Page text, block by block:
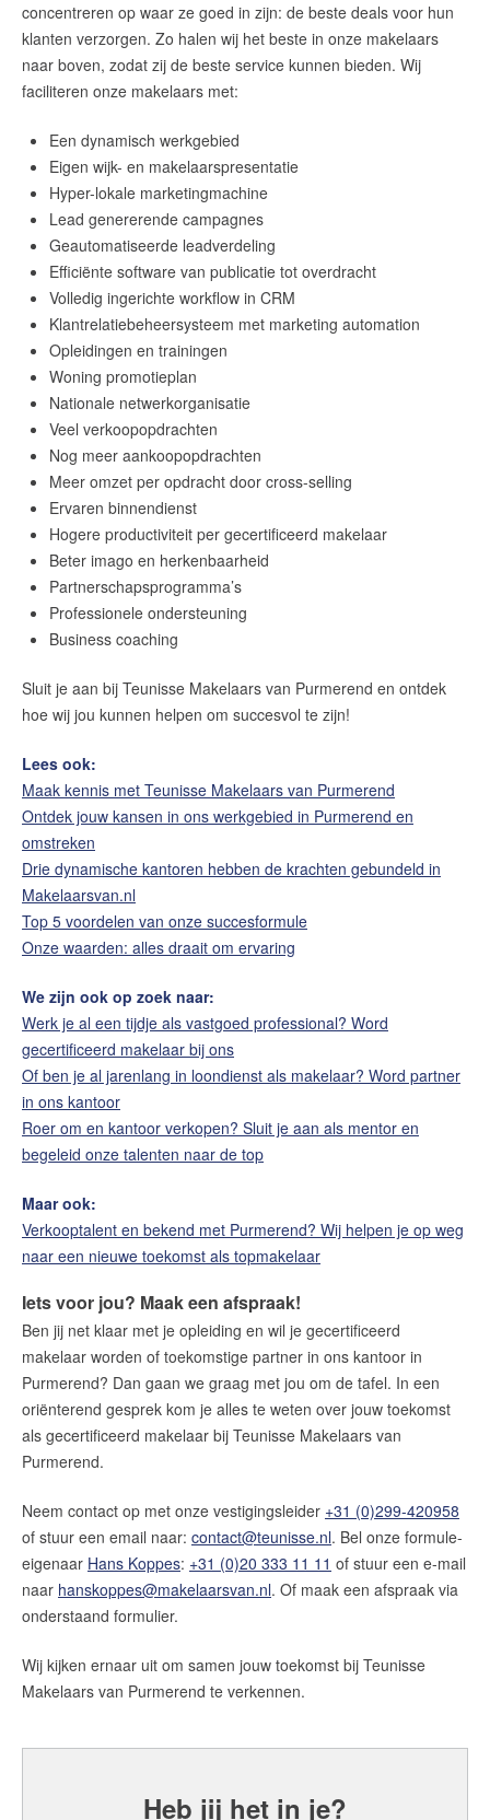
concentreren op waar ze goed in zijn: de beste deals voor hun
klanten verzorgen. Zo halen wij het beste in onze makelaars
naar boven, zodat zij de beste service kunnen bieden. Wij
faciliteren onze makelaars met:
Een dynamisch werkgebied
Eigen wijk- en makelaarspresentatie
Hyper-lokale marketingmachine
Lead genererende campagnes
Geautomatiseerde leadverdeling
Efficiënte software van publicatie tot overdracht
Volledig ingerichte workflow in CRM
Klantrelatiebeheersysteem met marketing automation
Opleidingen en trainingen
Woning promotieplan
Nationale netwerkorganisatie
Veel verkoopopdrachten
Nog meer aankoopopdrachten
Meer omzet per opdracht door cross-selling
Ervaren binnendienst
Hogere productiviteit per gecertificeerd makelaar
Beter imago en herkenbaarheid
Partnerschapsprogramma’s
Professionele ondersteuning
Business coaching
Sluit je aan bij Teunisse Makelaars van Purmerend en ontdek
hoe wij jou kunnen helpen om succesvol te zijn!
Lees ook:
Maak kennis met Teunisse Makelaars van Purmerend
Ontdek jouw kansen in ons werkgebied in Purmerend en
omstreken
Drie dynamische kantoren hebben de krachten gebundeld in
Makelaarsvan.nl
Top 5 voordelen van onze succesformule
Onze waarden: alles draait om ervaring
We zijn ook op zoek naar:
Werk je al een tijdje als vastgoed professional? Word
gecertificeerd makelaar bij ons
Of ben je al jarenlang in loondienst als makelaar? Word partner
in ons kantoor
Roer om en kantoor verkopen? Sluit je aan als mentor en
begeleid onze talenten naar de top
Maar ook:
Verkooptalent en bekend met Purmerend? Wij helpen je op weg
naar een nieuwe toekomst als topmakelaar
Iets voor jou? Maak een afspraak!
Ben jij net klaar met je opleiding en wil je gecertificeerd
makelaar worden of toekomstige partner in ons kantoor in
Purmerend? Dan gaan we graag met jou om de tafel. In een
oriënterend gesprek kom je alles te weten over jouw toekomst
als gecertificeerd makelaar bij Teunisse Makelaars van
Purmerend.
Neem contact op met onze vestigingsleider +31 (0)299-420958
of stuur een email naar: contact@teunisse.nl. Bel onze formule-
eigenaar Hans Koppes: +31 (0)20 333 11 11 of stuur een e-mail
naar hanskoppes@makelaarsvan.nl. Of maak een afspraak via
onderstaand formulier.
Wij kijken ernaar uit om samen jouw toekomst bij Teunisse
Makelaars van Purmerend te verkennen.
Heb jij het in je?